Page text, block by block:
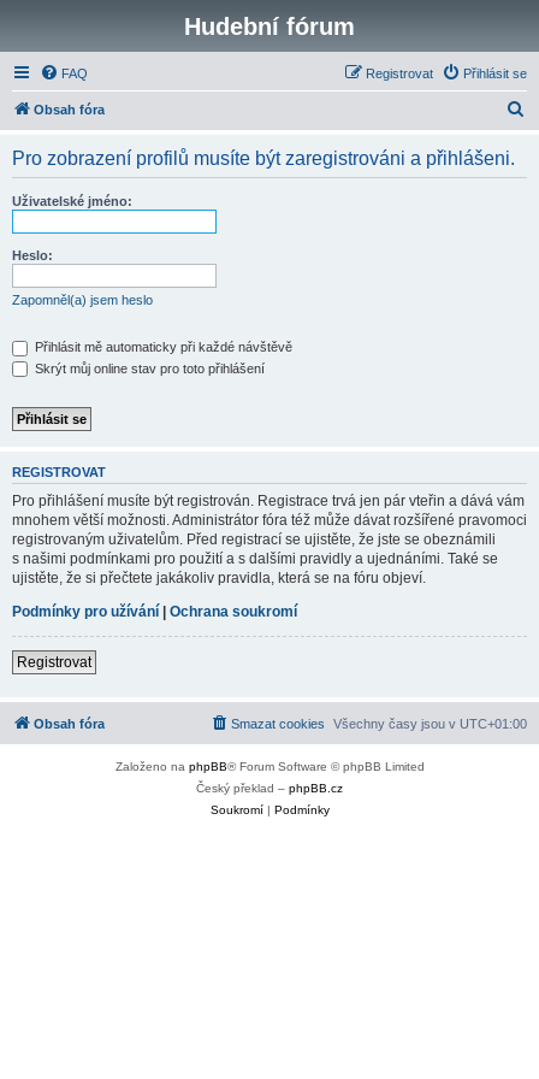
Hudební fórum
FAQ Přihlásit se
Registrovat
Obsah fóra
Pro zobrazení profilů musíte být zaregistrováni a přihlášeni.
Uživatelské jméno:
Heslo:
Zapomněl(a) jsem heslo
Přihlásit mě automaticky při každé návštěvě
Skrýt můj online stav pro toto přihlášení
REGISTROVAT
Pro přihlášení musíte být registrován. Registrace trvá jen pár vteřin a dává vám
mnohem větší možnosti. Administrátor fóra též může dávat rozšířené pravomoci
registrovaným uživatelům. Před registrací se ujistěte, že jste se obeznámili
s našimi podmínkami pro použití a s dalšími pravidly a ujednáními. Také se
ujistěte, že si přečtete jakákoliv pravidla, která se na fóru objeví.
Podmínky pro užívání | Ochrana soukromí
Registrovat
Obsah fóra Všechny časy jsou v UTC+01:00
Smazat cookies
Založeno na phpBB® Forum Software © phpBB Limited
Český překlad – phpBB.cz
Soukromí| Podmínky